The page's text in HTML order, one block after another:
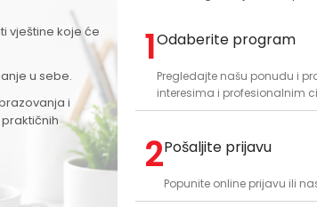
vještine koje će
u sebe.
i
1Odaberite program
Pregledajte našu ponudu i
interesima i profesionalnim
2Pošaljite prijavu
Popunite online prijavu ili